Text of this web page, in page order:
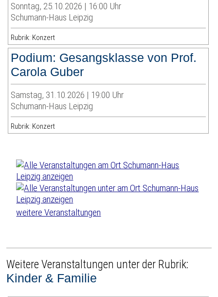
Sonntag, 25.10.2026 | 16:00 Uhr
Schumann-Haus Leipzig
Rubrik: Konzert
Podium: Gesangsklasse von Prof.
Carola Guber
Samstag, 31.10.2026 | 19:00 Uhr
Schumann-Haus Leipzig
Rubrik: Konzert
weitere Veranstaltungen
Weitere Veranstaltungen unter der Rubrik:
Kinder & Familie